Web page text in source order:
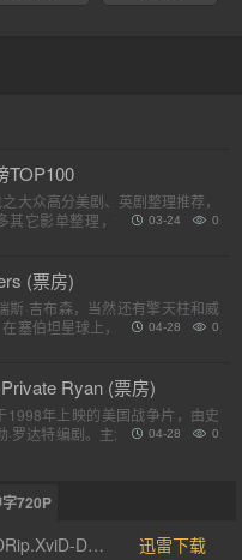
TOP100
大众高分美剧、英剧整理推荐，
其它影单整理，请各位收藏好。
0
03-24
(票房)
斯·吉布森，当然还有擎天柱和威
塞伯坦星球上，一个巨大的，强
0
04-28
Ryan (票房)
1998年上映的美国战争片，由史
罗达特编剧。主演包括汤姆·汉克
0
04-28
字720P
The.Big.Bang.Theory.S05E01.DVDRip.XviD-DEMAND.avi
迅雷下载